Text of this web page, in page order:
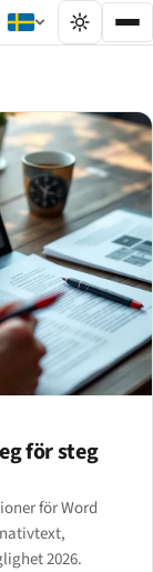
för steg
för Word
2026.